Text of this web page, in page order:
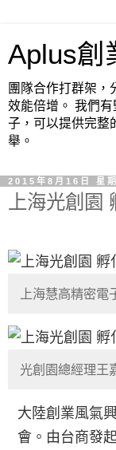
Aplus創
團隊合作打群架，
效能倍增。 我們
子，可以提供完整
舉。
2015年8月16日 星期
上海光創園
上海慧高精密
光創園總經理王
大陸創業風氣
會。由台商發